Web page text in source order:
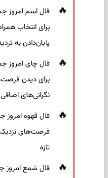
برای انتخاب
پایان‌دادن به
برای دیدن
نگرانی‌های اضافی
فرصت‌های
تازه